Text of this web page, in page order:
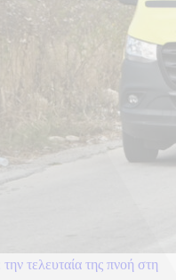
τελευταία της πνοή στη